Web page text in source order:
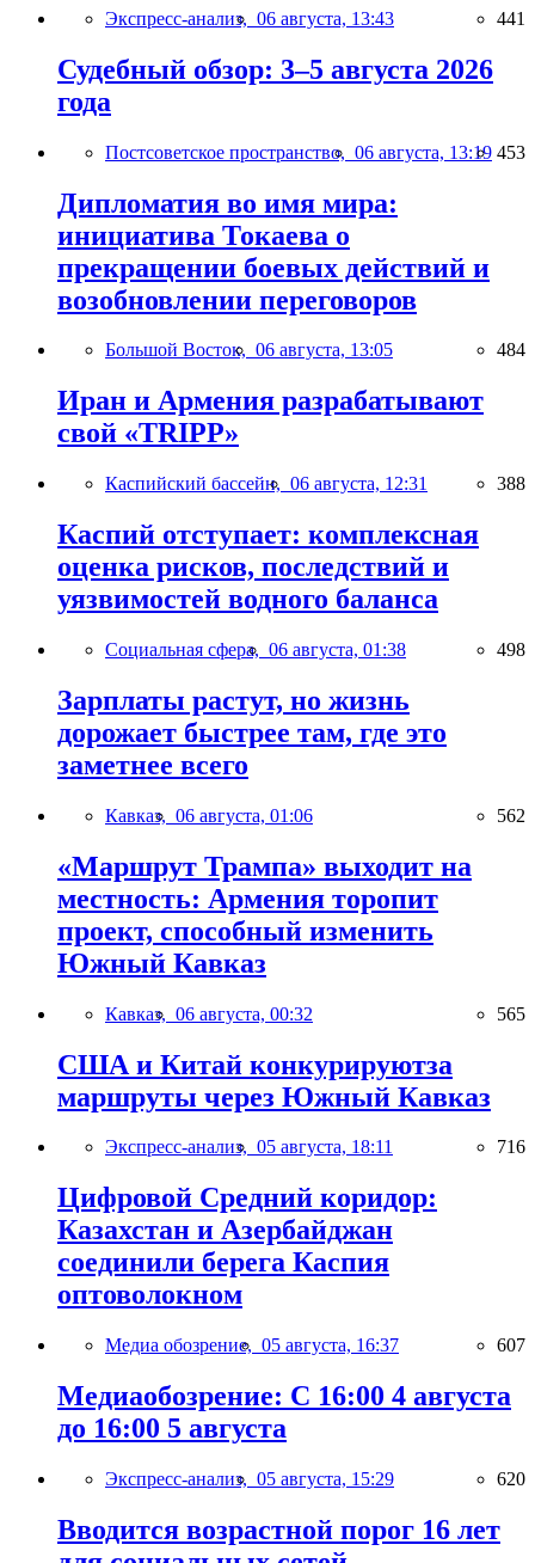
Экспресс-анализ, 06 августа, 13:43 441
Судебный обзор: 3–5 августа 2026
года
Постсоветское пространство, 06 августа, 13:19 453
Дипломатия во имя мира:
инициатива Токаева о
прекращении боевых действий и
возобновлении переговоров
Большой Восток, 06 августа, 13:05 484
Иран и Армения разрабатывают
свой «TRIPP»
Каспийский бассейн, 06 августа, 12:31 388
Каспий отступает: комплексная
оценка рисков, последствий и
уязвимостей водного баланса
Социальная сфера, 06 августа, 01:38 498
Зарплаты растут, но жизнь
дорожает быстрее там, где это
заметнее всего
Кавказ, 06 августа, 01:06 562
«Маршрут Трампа» выходит на
местность: Армения торопит
проект, способный изменить
Южный Кавказ
Кавказ, 06 августа, 00:32 565
США и Китай конкурируютза
маршруты через Южный Кавказ
Экспресс-анализ, 05 августа, 18:11 716
Цифровой Средний коридор:
Казахстан и Азербайджан
соединили берега Каспия
оптоволокном
Медиа обозрение, 05 августа, 16:37 607
Медиаобозрение: С 16:00 4 августа
до 16:00 5 августа
Экспресс-анализ, 05 августа, 15:29 620
Вводится возрастной порог 16 лет